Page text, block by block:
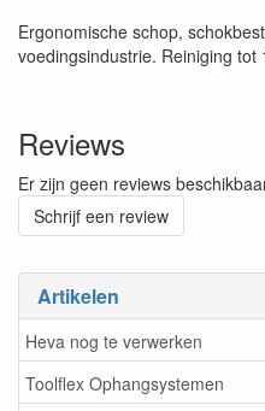
Artikelen
Heva nog te verwerken
Toolflex Ophangsystemen
Ergonomische schop,
voedingsindustrie. Reiniging tot
Reviews
Er zijn geen reviews
Schrijf een review